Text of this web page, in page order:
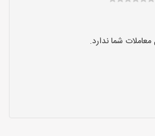
شما ندارد.